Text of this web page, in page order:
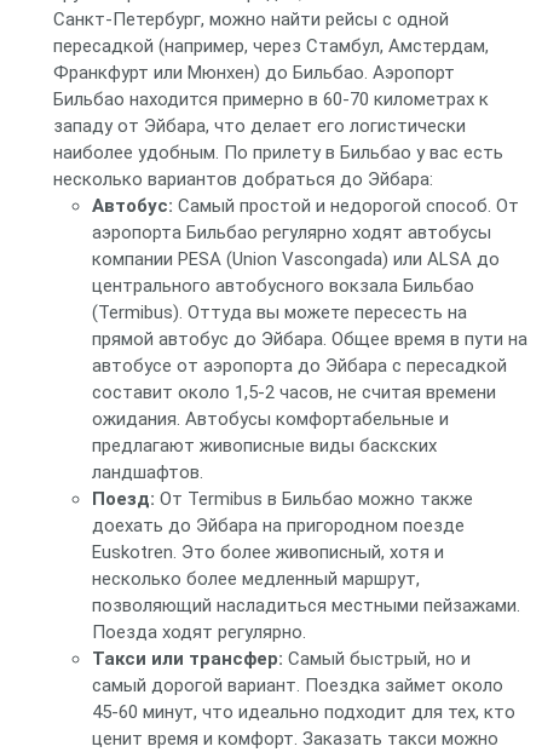
Санкт-Петербург, можно найти рейсы с одной
пересадкой (например, через Стамбул, Амстердам,
Франкфурт или Мюнхен) до Бильбао. Аэропорт
Бильбао находится примерно в 60-70 километрах к
западу от Эйбара, что делает его логистически
наиболее удобным. По прилету в Бильбао у вас есть
несколько вариантов добраться до Эйбара:
Автобус: Самый простой и недорогой способ. От
аэропорта Бильбао регулярно ходят автобусы
компании PESA (Union Vascongada) или ALSA до
центрального автобусного вокзала Бильбао
(Termibus). Оттуда вы можете пересесть на
прямой автобус до Эйбара. Общее время в пути на
автобусе от аэропорта до Эйбара с пересадкой
составит около 1,5-2 часов, не считая времени
ожидания. Автобусы комфортабельные и
предлагают живописные виды баскских
ландшафтов.
Поезд: От Termibus в Бильбао можно также
доехать до Эйбара на пригородном поезде
Euskotren. Это более живописный, хотя и
несколько более медленный маршрут,
позволяющий насладиться местными пейзажами.
Поезда ходят регулярно.
Такси или трансфер: Самый быстрый, но и
самый дорогой вариант. Поездка займет около
45-60 минут, что идеально подходит для тех, кто
ценит время и комфорт. Заказать такси можно